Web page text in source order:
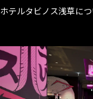
ホテルタビノス浅草に